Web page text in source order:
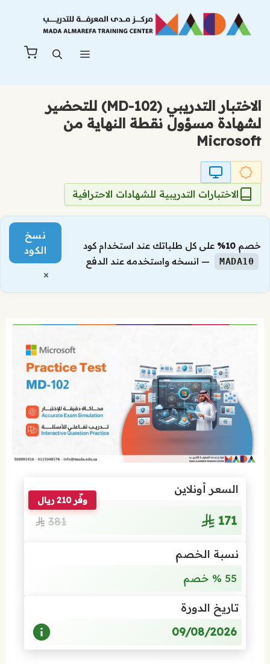
المحتوى
الاختبار التدريبي (MD-102) للتحضير
لشهادة مسؤول نقطة النهاية من
Microsoft
الاختبارات التدريبية للشهادات الاحترافية
خصم 10% على كل طلباتك عند استخدام كود
MADA10 — انسخه واستخدمه عند الدفع
نسخ
الكود
×
السعر أونلاين
171
وفّر 210 ريال
381
نسبة الخصم
55 % خصم
تاريخ الدورة
09/08/2026